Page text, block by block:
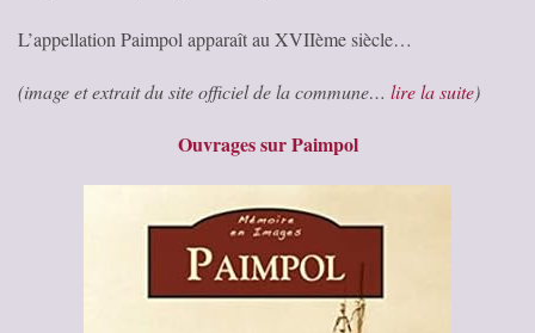
L’appellation Paimpol apparaît au XVIIème siècle…
(image et extrait du site officiel de la commune… lire la suite)
Ouvrages sur Paimpol